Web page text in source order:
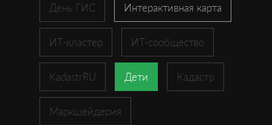
День ГИС Интерактивная карта
ИТ-кластер ИТ-сообщество
KadastrRU Дети Кадастр
Маркшейдерия